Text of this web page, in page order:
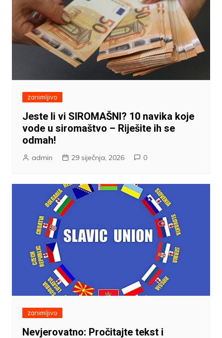
zanimljivo
Jeste li vi SIROMAŠNI? 10 navika koje
vode u siromaštvo – Riješite ih se
odmah!
admin 29 siječnja, 2026 0
zanimljivo
Nevjerovatno: Pročitajte tekst i